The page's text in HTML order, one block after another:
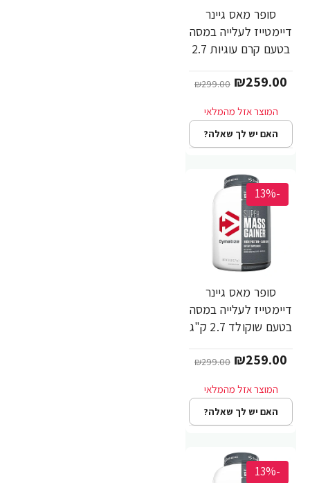
סופר מאס גיינר
דיימטייז לעלייה במסה
בטעם קרם עוגיות 2.7
Dymatize Nutrition
₪259.00
₪299.00
האם יש לך שאלה?
-13%
סופר מאס גיינר
דיימטייז לעלייה במסה
בטעם שוקולד 2.7 ק"ג
Nutrition
₪259.00
₪299.00
האם יש לך שאלה?
-13%